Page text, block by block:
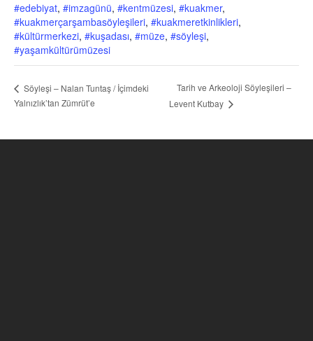
#edebiyat, #imzagünü, #kentmüzesi, #kuakmer,
#kuakmerçarşambasöyleşileri, #kuakmeretkinlikleri,
#kültürmerkezi, #kuşadası, #müze, #söyleşi,
#yaşamkültürümüzesi
Söyleşi – Nalan Tuntaş / İçimdeki
Yalnızlık’tan Zümrüt’e
Tarih ve Arkeoloji Söyleşileri –
Levent Kutbay